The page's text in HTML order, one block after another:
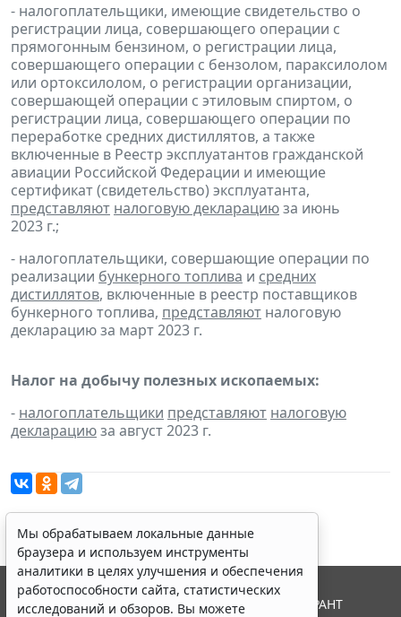
- налогоплательщики, имеющие свидетельство о
регистрации лица, совершающего операции с
прямогонным бензином, о регистрации лица,
совершающего операции с бензолом, параксилолом
или ортоксилолом, о регистрации организации,
совершающей операции с этиловым спиртом, о
регистрации лица, совершающего операции по
переработке средних дистиллятов, а также
включенные в Реестр эксплуатантов гражданской
авиации Российской Федерации и имеющие
сертификат (свидетельство) эксплуатанта,
представляют налоговую декларациюза июнь
2023 г.;
- налогоплательщики, совершающие операции по
реализации бункерного топлива и средних
дистиллятов, включенные в реестр поставщиков
бункерного топлива, представляют налоговую
декларацию за март 2023 г.
Налог на добычу полезных ископаемых:
- налогоплательщики представляют налоговую
декларациюза август 2023 г.
Мы обрабатываем локальные данные
браузера и используем инструменты
аналитики в целях улучшения и обеспечения
работоспособности сайта, статистических
исследований и обзоров. Вы можете
© ООО "НПП "ГАРАНТ-СЕРВИС", 2026. Система ГАРАНТ